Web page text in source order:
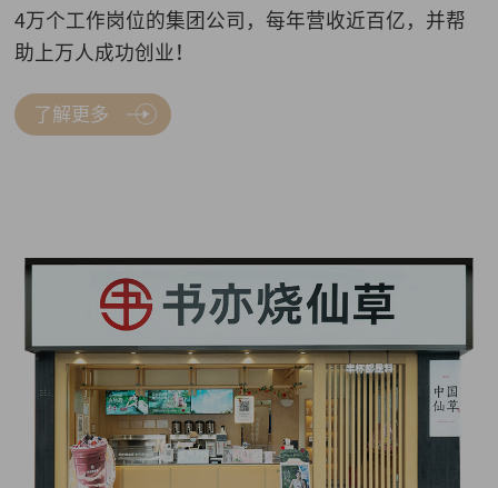
4万个工作岗位的集团公司，每年营收近百亿，并帮
助上万人成功创业！
了解更多